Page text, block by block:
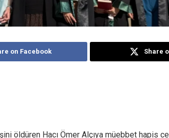
on Facebook Share
öldüren Hacı Ömer Alçıya müebbet hapis